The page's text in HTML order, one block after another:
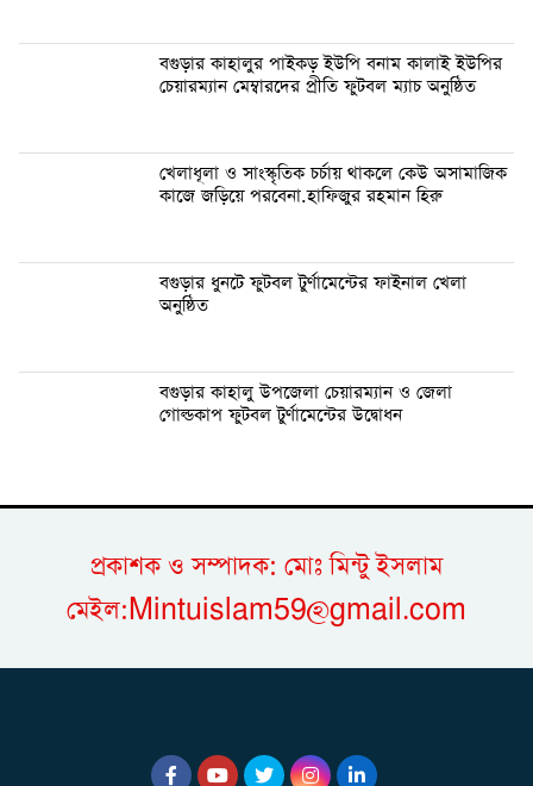
বগুড়ার কাহালুর পাইকড় ইউপি বনাম কালাই ইউপির
চেয়ারম্যান মেম্বারদের প্রীতি ফুটবল ম্যাচ অনুষ্ঠিত
খেলাধূলা ও সাংস্কৃতিক চর্চায় থাকলে কেউ অসামাজিক
কাজে জড়িয়ে পরবেনা.হাফিজুর রহমান হিরু
বগুড়ার ধুনটে ফুটবল টুর্ণামেন্টের ফাইনাল খেলা
অনুষ্ঠিত
বগুড়ার কাহালু উপজেলা চেয়ারম্যান ও জেলা
গোল্ডকাপ ফুটবল টুর্ণামেন্টের উদ্বোধন
প্রকাশক ও সম্পাদক: মোঃ মিন্টু ইসলাম
মেইল:Mintuislam59@gmail.com